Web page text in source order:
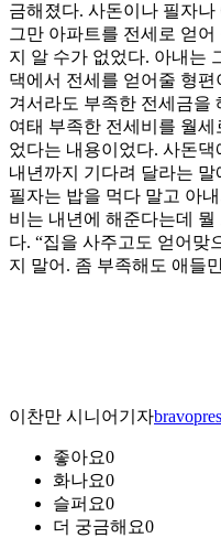
금해졌다. 사돈이나 필자
그만 아파트를 전세로 얻
지 알 수가 없었다. 아내는
댁에서 전세를 얻어줄 형
겨서라도 부족한 전세금을
여태 부족한 전세비를 월
었다는 내용이었다. 사돈댁
내년까지 기다려 달라는
필자는 밥을 먹다 말고 아
비는 내년에 해준다는데
다. “집을 사주고도 얻어맞
지 말어. 좀 부족해도 애들
이찬만 시니어기자
좋아요0
화나요0
슬퍼요0
더 궁금해요0